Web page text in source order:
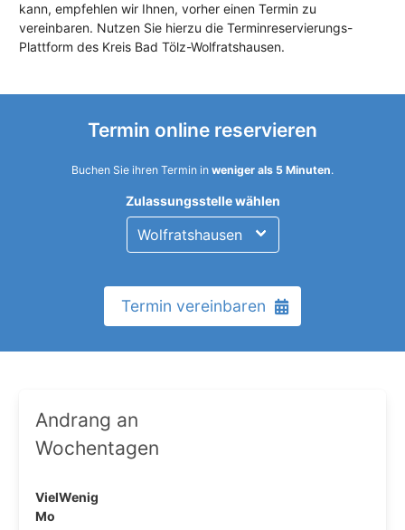
kann, empfehlen wir Ihnen, vorher einen Termin zu
vereinbaren. Nutzen Sie hierzu die Terminreservierungs-
Plattform des Kreis Bad Tölz-Wolfratshausen.
Termin online reservieren
Buchen Sie ihren Termin in weniger als 5 Minuten.
Zulassungsstelle wählen
Termin vereinbaren
Andrang an
Wochentagen
VielWenig
Mo